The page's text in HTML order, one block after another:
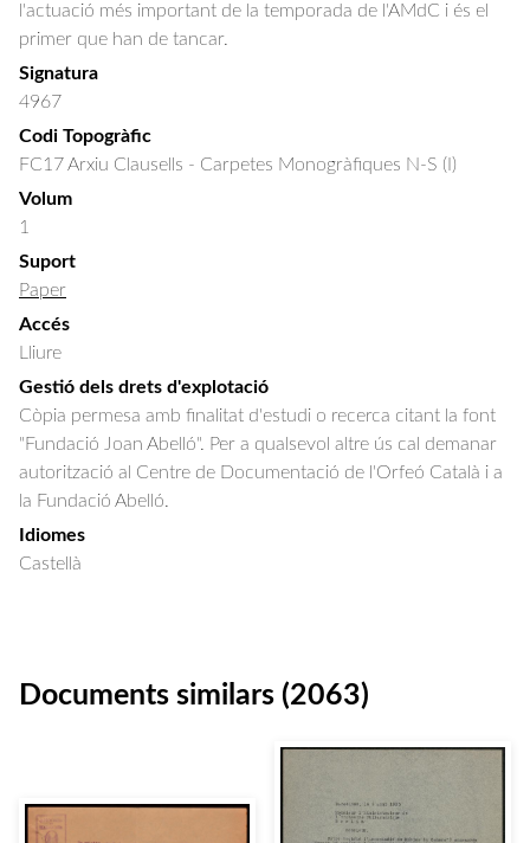
l'actuació més important de la temporada de l'AMdC i és el
primer que han de tancar.
Signatura
4967
Codi Topogràfic
FC17 Arxiu Clausells - Carpetes Monogràfiques N-S (I)
Volum
1
Suport
Paper
Accés
Lliure
Gestió dels drets d'explotació
Còpia permesa amb finalitat d'estudi o recerca citant la font
"Fundació Joan Abelló". Per a qualsevol altre ús cal demanar
autorització al Centre de Documentació de l'Orfeó Català i a
la Fundació Abelló.
Idiomes
Castellà
Documents similars (2063)